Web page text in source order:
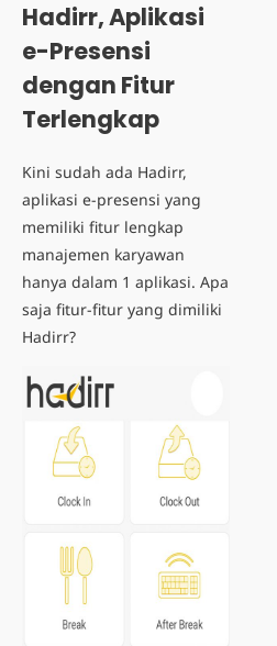
Hadirr, Aplikasi
e-Presensi
dengan Fitur
Terlengkap
Kini sudah ada Hadirr,
aplikasi e-presensi yang
memiliki fitur lengkap
manajemen karyawan
hanya dalam 1 aplikasi. Apa
saja fitur-fitur yang dimiliki
Hadirr?